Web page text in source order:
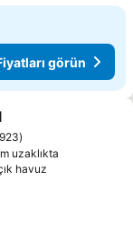
görün
923
uzaklıkta
havuz